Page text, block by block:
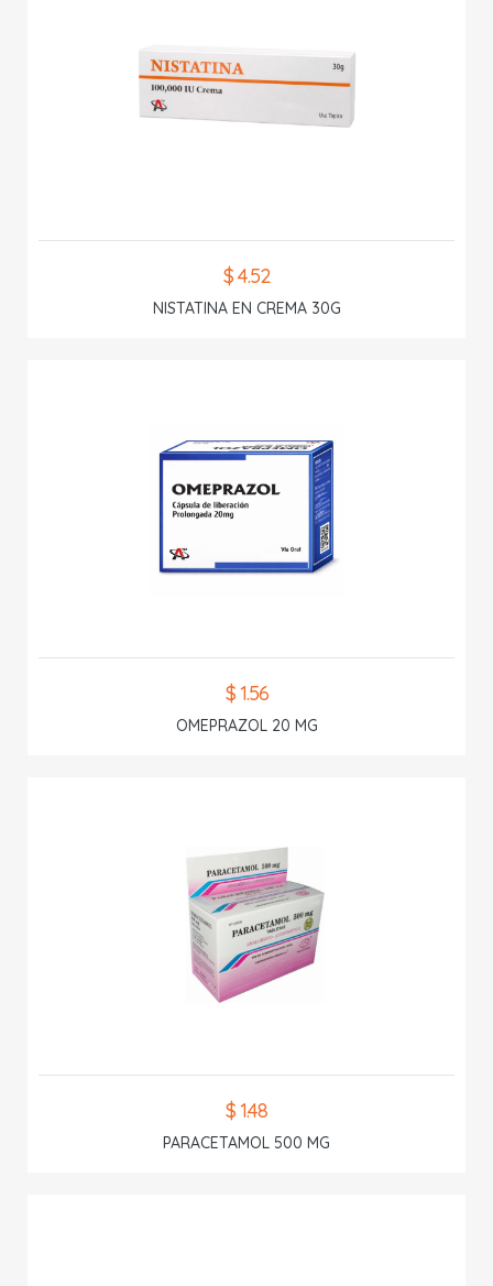
$ 4.52
NISTATINA EN CREMA 30G
$ 1.56
OMEPRAZOL 20 MG
$ 1.48
PARACETAMOL 500 MG